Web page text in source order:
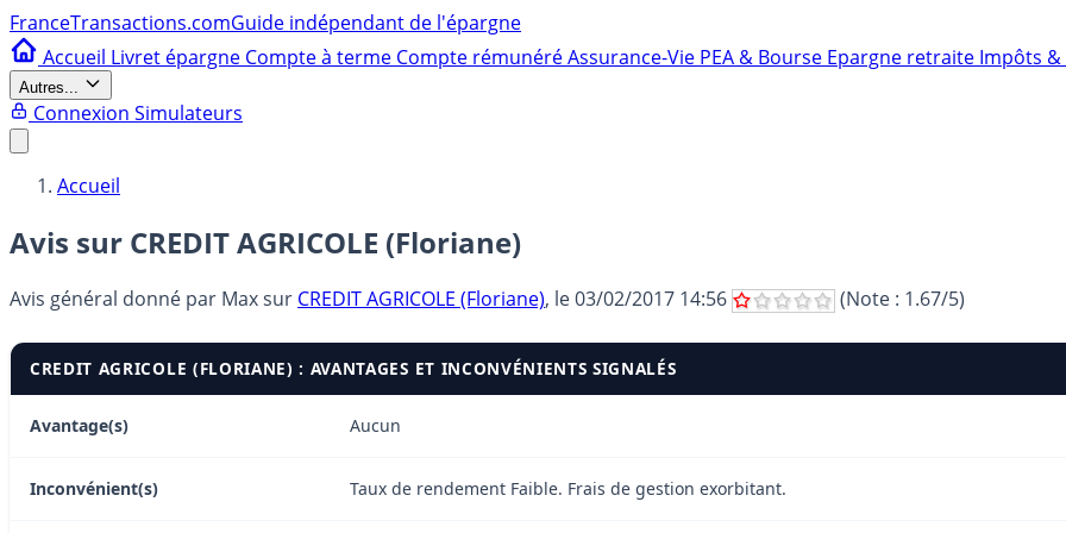
FranceTransactions.comGuide indépendant de l'épargne
Accueil Livret épargne Compte à terme Compte rémunéréAssurance-Vie PEA & Bourse Epargne retraite Impôts &
Autres...
Connexion Simulateurs
Accueil
Avis sur CREDIT AGRICOLE (Floriane)
Avis général donné par Maxsur CREDIT AGRICOLE (Floriane), le03/02/2017 14:56 (Note : 1.67/5)
CREDIT AGRICOLE (FLORIANE) : AVANTAGES ET INCONVÉNIENTS SIGNALÉS
Avantage(s) Aucun
Inconvénient(s) Taux de rendement Faible. Frais de gestion exorbitant.